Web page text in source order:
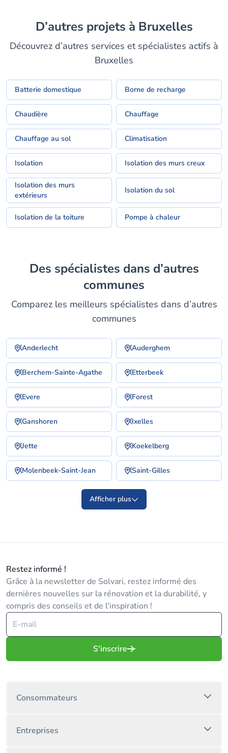
D’autres projets à Bruxelles
Découvrez d’autres services et spécialistes actifs à
Bruxelles
Batterie domestique Borne de recharge
Chaudière Chauffage
Chauffage au sol Climatisation
Isolation Isolation des murs creux
Isolation des murs
extérieurs
Isolation du sol
Isolation de la toiture Pompe à chaleur
Des spécialistes dans d’autres
communes
Comparez les meilleurs spécialistes dans d’autres
communes
Anderlecht Auderghem
Berchem-Sainte-Agathe Etterbeek
Evere Forest
Ganshoren Ixelles
Jette Koekelberg
Molenbeek-Saint-Jean Saint-Gilles
Afficher plus
Restez informé !
Grâce à la newsletter de Solvari, restez informé des
dernières nouvelles sur la rénovation et la durabilité, y
compris des conseils et de l'inspiration !
S'inscrire
Consommateurs
Entreprises